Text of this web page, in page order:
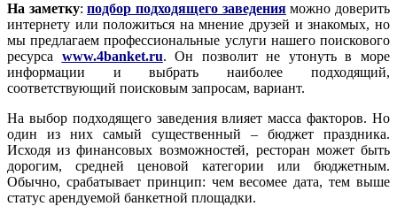
На заметку:подбор подходящего заведенияможно доверить
интернету или положиться на мнение друзей и знакомых, но
мы предлагаем профессиональные услуги нашего поискового
ресурса www.4banket.ru. Он позволит не утонуть в море
информации и выбрать наиболее подходящий,
соответствующий поисковым запросам, вариант.
На выбор подходящего заведения влияет масса факторов. Но
один из них самый существенный – бюджет праздника.
Исходя из финансовых возможностей, ресторан может быть
дорогим, средней ценовой категории или бюджетным.
Обычно, срабатывает принцип: чем весомее дата, тем выше
статус арендуемой банкетной площадки.